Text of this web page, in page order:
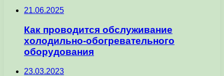
21.06.2025
Как проводится обслуживание
холодильно-обогревательного
оборудования
23.03.2023